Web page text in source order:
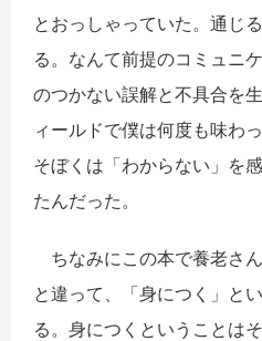
とおっしゃっていた。通じ
る。なんて前提のコミュニ
のつかない誤解と不具合を
ィールドで僕は何度も味わ
そぼくは「わからない」を
たんだった。
ちなみにこの本で養老さ
と違って、「身につく」と
る。身につくということは